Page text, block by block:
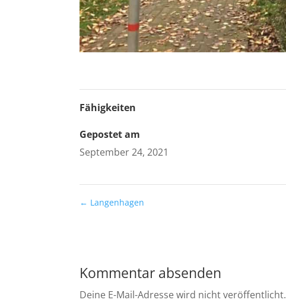
Fähigkeiten
Gepostet am
September 24, 2021
← Langenhagen
Kommentar absenden
Deine E-Mail-Adresse wird nicht veröffentlicht.